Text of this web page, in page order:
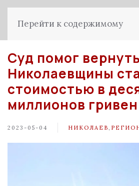
Перейти к содержимому
Суд помог
Николаевщины
стоимостью в
миллионов гривен
2023-05-04 НИКОЛАЕВ